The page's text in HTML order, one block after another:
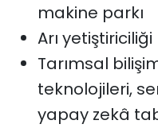
makine parkı
Arı yetiştiriciliği
Tarımsal
teknolojileri,
yapay zekâ